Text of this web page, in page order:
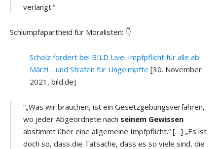
verlangt.“
Schlumpfapartheid für Moralisten: 👇
Scholz fordert bei BILD Live: Impfpflicht für alle ab
März!… und Strafen für Ungeimpfte [30. November
2021, bild.de]
“„Was wir brauchen, ist ein Gesetzgebungsverfahren,
wo jeder Abgeordnete nach seinem Gewissen
abstimmt über eine allgemeine Impfpflicht.“ […] „Es ist
doch so, dass die Tatsache, dass es so viele sind, die